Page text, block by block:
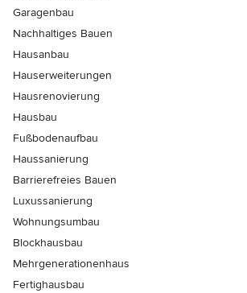
Garagenbau
Nachhaltiges Bauen
Hausanbau
Hauserweiterungen
Hausrenovierung
Hausbau
Fußbodenaufbau
Haussanierung
Barrierefreies Bauen
Luxussanierung
Wohnungsumbau
Blockhausbau
Mehrgenerationenhaus
Fertighausbau